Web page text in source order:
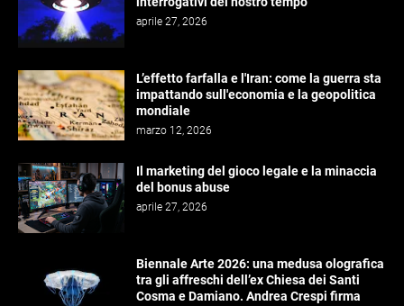
aprile 27, 2026
L’effetto farfalla e l'Iran: come la guerra sta
impattando sull'economia e la geopolitica
mondiale
marzo 12, 2026
Il marketing del gioco legale e la minaccia
del bonus abuse
aprile 27, 2026
Biennale Arte 2026: una medusa olografica
tra gli affreschi dell’ex Chiesa dei Santi
Cosma e Damiano. Andrea Crespi firma